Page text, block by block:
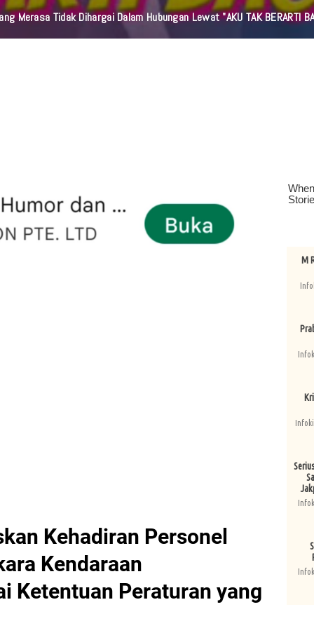
Merasa Tidak Dihargai Dalam Hubungan Lewat "AKU TAK BERARTI
Kehadiran Personel
Kendaraan
Ketentuan Peraturan yang
M